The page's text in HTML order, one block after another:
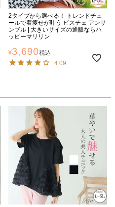
2タイプから選べる！ トレンドチュ
ールで着痩せが叶う ビスチェ アンサ
ンブル | 大きいサイズの通販ならハ
ッピーマリリン
¥3,690税込
4.09